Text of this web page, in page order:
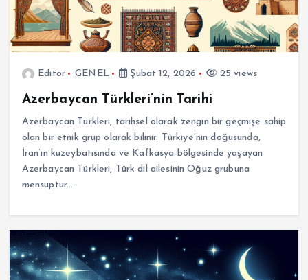
Editor GENEL Şubat 12, 2026 25 views
Azerbaycan Türkleri’nin Tarihi
Azerbaycan Türkleri, tarihsel olarak zengin bir geçmişe sahip
olan bir etnik grup olarak bilinir. Türkiye’nin doğusunda,
İran’ın kuzeybatısında ve Kafkasya bölgesinde yaşayan
Azerbaycan Türkleri, Türk dil ailesinin Oğuz grubuna
mensuptur.…